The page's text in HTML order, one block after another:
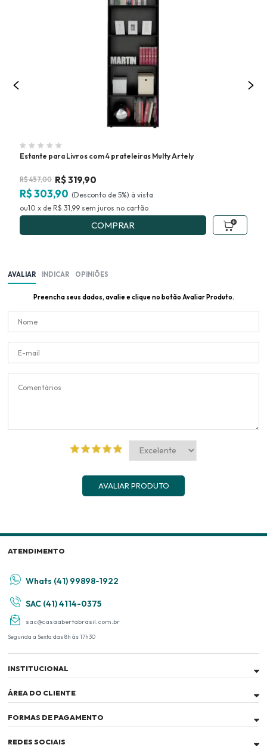
Estante para Livros com 4 prateleiras Multy Artely
R$457,00 R$319,90
R$ 303,90 (Desconto de 5%)
10 x de R$ 31,99 sem juros no
COMPRAR
AVALIAR INDICAR OPINIÕES
Preencha seus dados, avalie e clique no botão Avaliar Produto.
AVALIAR PRODUTO
ATENDIMENTO
Whats (41) 99898-1922
SAC (41) 4114-0375
sac@casaabertabrasil.com.br
Segunda a Sexta das 8h às 17h30
INSTITUCIONAL
ÁREA DO CLIENTE
FORMAS DE PAGAMENTO
REDES SOCIAIS